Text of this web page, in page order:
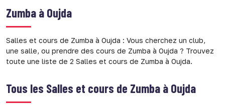
Zumba à Oujda
Salles et cours de Zumba à Oujda : Vous cherchez un club,
une salle, ou prendre des cours de Zumba à Oujda ? Trouvez
toute une liste de 2 Salles et cours de Zumba à Oujda.
Tous les Salles et cours de Zumba à Oujda